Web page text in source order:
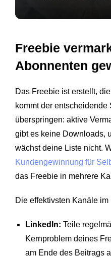
Freebie
Abonnenten
Das Freebie ist erstellt,
kommt der entscheidende
überspringen: aktive
gibt es keine Downloads,
wächst deine Liste nicht.
Kundengewinnung für
das Freebie in mehrere
Die effektivsten Kanäle im
LinkedIn: Teile
Kernproblem deines
am Ende des Beitrags